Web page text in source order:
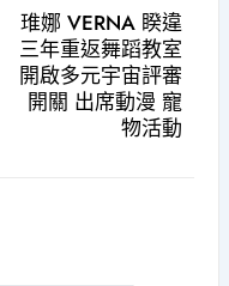
琟娜 VERNA 睽違
三年重返舞蹈教室
開啟多元宇宙評審
開關 出席動漫 寵
物活動